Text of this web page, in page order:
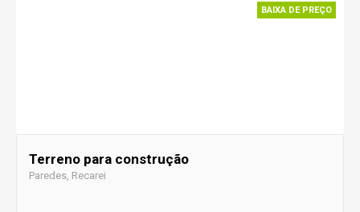
BAIXA DE PREÇO
Terreno para construção
Paredes, Recarei